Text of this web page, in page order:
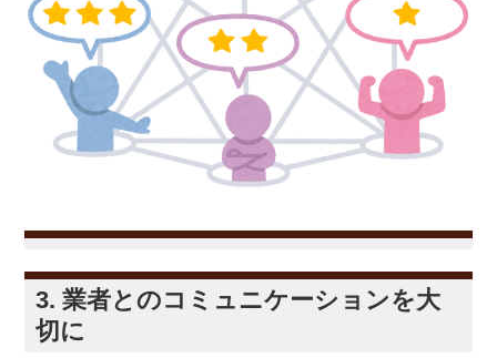
3. 業者とのコミュニケーションを大
切に